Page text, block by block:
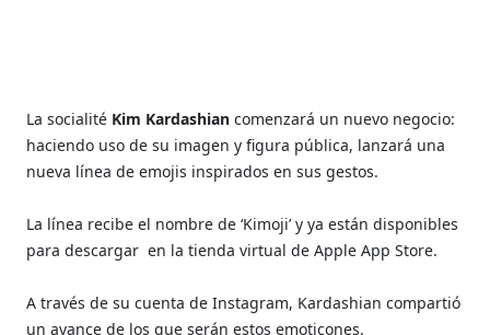
La socialité Kim Kardashian comenzará un nuevo negocio:
haciendo uso de su imagen y figura pública, lanzará una
nueva línea de emojis inspirados en sus gestos.
La línea recibe el nombre de ‘Kimoji’ y ya están disponibles
para descargar en la tienda virtual de Apple App Store.
A través de su cuenta de Instagram, Kardashian compartió
un avance de los que serán estos emoticones.